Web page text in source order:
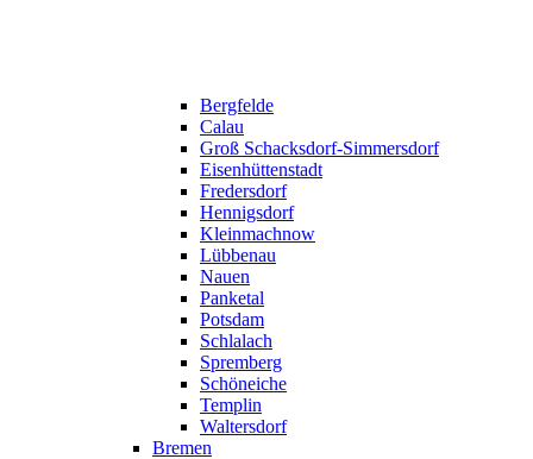
Bergfelde
Calau
Groß Schacksdorf-Simmersdorf
Eisenhüttenstadt
Fredersdorf
Hennigsdorf
Kleinmachnow
Lübbenau
Nauen
Panketal
Potsdam
Schlalach
Spremberg
Schöneiche
Templin
Waltersdorf
Bremen